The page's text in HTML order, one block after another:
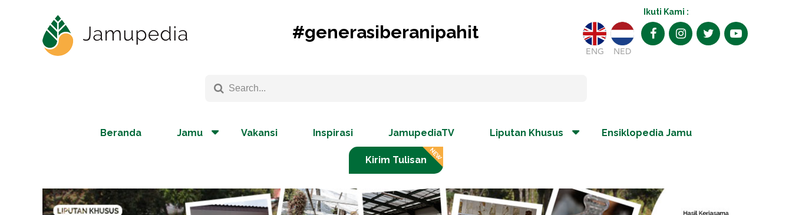
#generasiberanipahit
Ikuti Kami :
ENG NED
Beranda Jamu Vakansi Inspirasi JamupediaTV Liputan Khusus Ensiklopedia Jamu
Kirim Tulisan